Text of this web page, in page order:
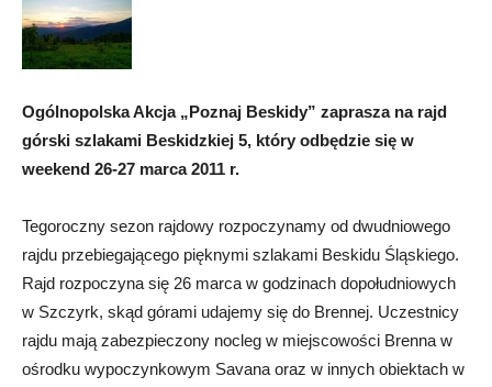
Ogólnopolska Akcja „Poznaj Beskidy” zaprasza na rajd
górski szlakami Beskidzkiej 5, który odbędzie się w
weekend 26-27 marca 2011 r.
Tegoroczny sezon rajdowy rozpoczynamy od dwudniowego
rajdu przebiegającego pięknymi szlakami Beskidu Śląskiego.
Rajd rozpoczyna się 26 marca w godzinach dopołudniowych
w Szczyrk, skąd górami udajemy się do Brennej. Uczestnicy
rajdu mają zabezpieczony nocleg w miejscowości Brenna w
ośrodku wypoczynkowym Savana oraz w innych obiektach w